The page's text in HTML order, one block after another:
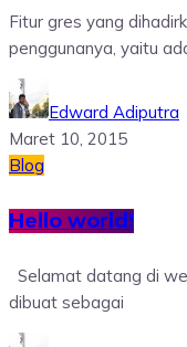
Fitur gres yang
penggunanya, yaitu
Edward Adiputra
Maret 10, 2015
Blog
Hello world!
Selamat datang di
dibuat sebagai